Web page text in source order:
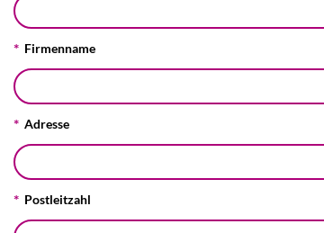
Firmenname
Adresse
Postleitzahl